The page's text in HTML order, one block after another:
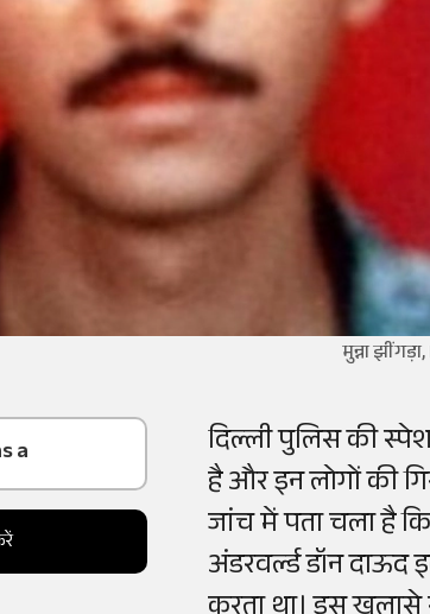
मुन्ना
on
दिल्ली पुलिस की
है और इन लोगों की
जांच में पता चला है
अंडरवर्ल्ड डॉन